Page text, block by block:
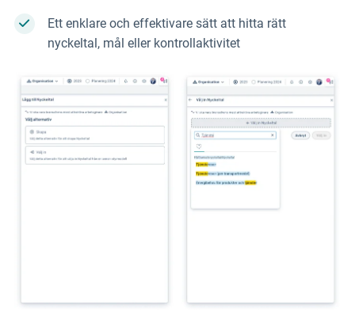
Ett enklare och effektivare sätt att hitta rätt
nyckeltal, mål eller kontrollaktivitet